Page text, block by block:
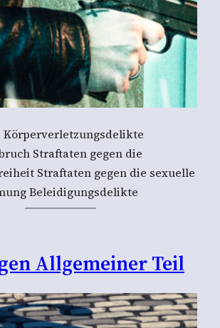
Körperverletzungsdelikte
Straftaten gegen die
Straftaten gegen die sexuelle
Beleidigungsdelikte
Allgemeiner Teil